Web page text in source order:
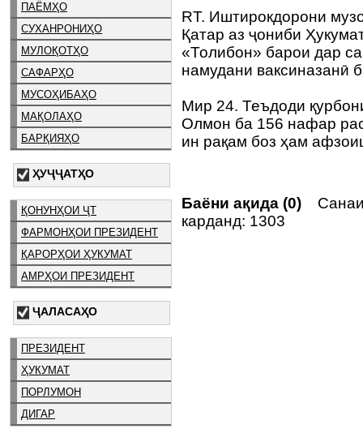
ПАЁМҲО
СУХАНРОНИҲО
МУЛОҚОТҲО
САФАРҲО
МУСОҲИБАҲО
МАҚОЛАҲО
БАРҚИЯҲО
ҲУҶҶАТҲО
ҚОНУНҲОИ ҶТ
ФАРМОНҲОИ ПРЕЗИДЕНТ
ҚАРОРҲОИ ҲУКУМАТ
АМРҲОИ ПРЕЗИДЕНТ
ҶАЛАСАҲО
ПРЕЗИДЕНТ
ҲУКУМАТ
ПОРЛУМОН
ДИГАР
RT. Иштирокдорони
Қатар аз ҷониби
«Толибон» барои дар
намудани ваксиназанӣ
Мир 24. Теъдоди
Олмон ба 156 нафар
ин рақам боз ҳам
Баёни ақида (0)
карданд: 1303